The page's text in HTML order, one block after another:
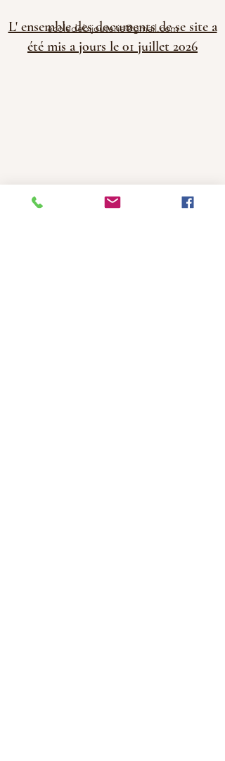
L' ensemble des documents de se site a
été mis a jours le 01 juillet 2026
ecoledebijouterie@gmail.com